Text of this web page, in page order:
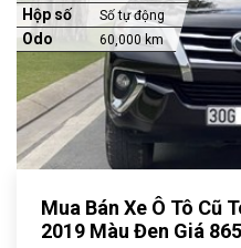
Hộp số Số tự động
Odo 60,000 km
Mua Bán Xe Ô Tô Cũ
2019 Màu Đen Giá